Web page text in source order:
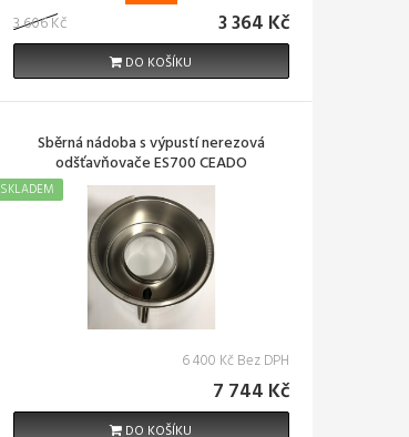
3 606 Kč 3 364 Kč
DO KOŠÍKU
Sběrná nádoba s výpustí nerezová
odšťavňovače ES700 CEADO
SKLADEM
6 400 Kč Bez DPH
7 744 Kč
DO KOŠÍKU